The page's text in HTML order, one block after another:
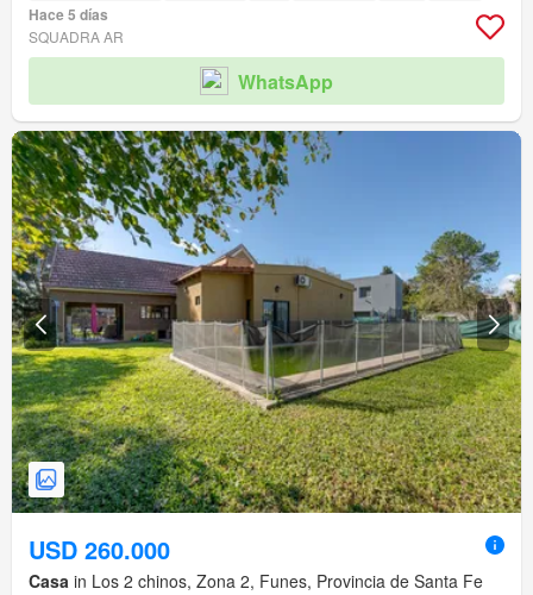
Hace 5 días
SQUADRA AR
WhatsApp
USD 260.000
Casa in Los 2 chinos, Zona 2, Funes, Provincia de Santa Fe